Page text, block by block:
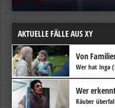
AKTUELLE FÄLLE AUS XY
Von
Wer hat Inga
Wer
Räuber